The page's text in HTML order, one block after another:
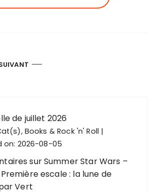
de juillet 2026
Books & Rock 'n' Roll
on: 2026-08-05
sur Summer Star Wars –
escale : la lune de
Vert